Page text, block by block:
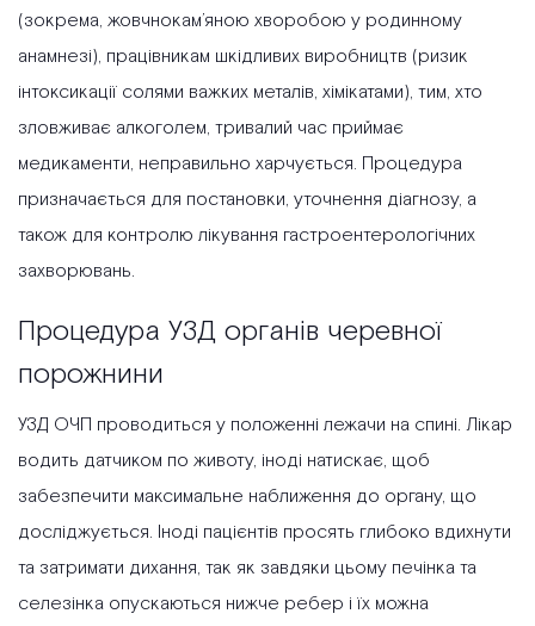
(зокрема, жовчнокам’яною хворобою у родинному
анамнезі), працівникам шкідливих виробництв (ризик
інтоксикації солями важких металів, хімікатами), тим, хто
зловживає алкоголем, тривалий час приймає
медикаменти, неправильно харчується. Процедура
призначається для постановки, уточнення діагнозу, а
також для контролю лікування гастроентерологічних
захворювань.
Процедура УЗД органів черевної
порожнини
УЗД ОЧП проводиться у положенні лежачи на спині. Лікар
водить датчиком по животу, іноді натискає, щоб
забезпечити максимальне наближення до органу, що
досліджується. Іноді пацієнтів просять глибоко вдихнути
та затримати дихання, так як завдяки цьому печінка та
селезінка опускаються нижче ребер і їх можна